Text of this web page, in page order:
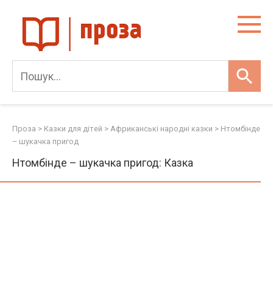
content
Проза > Казки для дітей > Африканські народні казки > Нтомбінде
– шукачка пригод
Нтомбінде – шукачка пригод: Казка